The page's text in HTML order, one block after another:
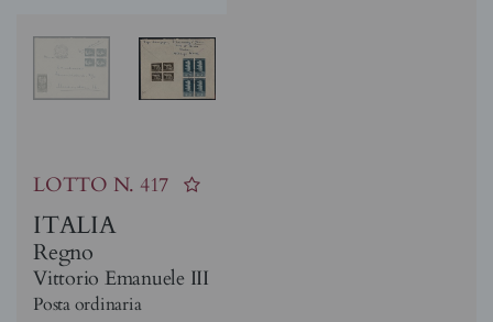
LOTTO N. 417
ITALIA
Regno
Vittorio Emanuele III
Posta ordinaria